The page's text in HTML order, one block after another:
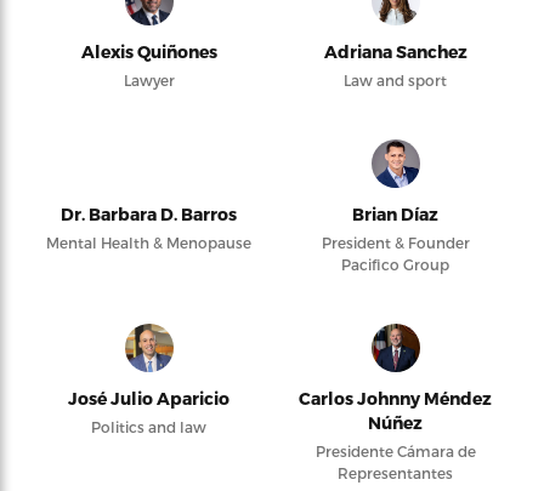
Alexis Quiñones
Lawyer
Adriana Sanchez
Law and sport
Dr. Barbara D. Barros
Mental Health & Menopause
Brian Díaz
President & Founder
Pacifico Group
José Julio Aparicio
Politics and law
Carlos Johnny Méndez
Núñez
Presidente Cámara de
Representantes